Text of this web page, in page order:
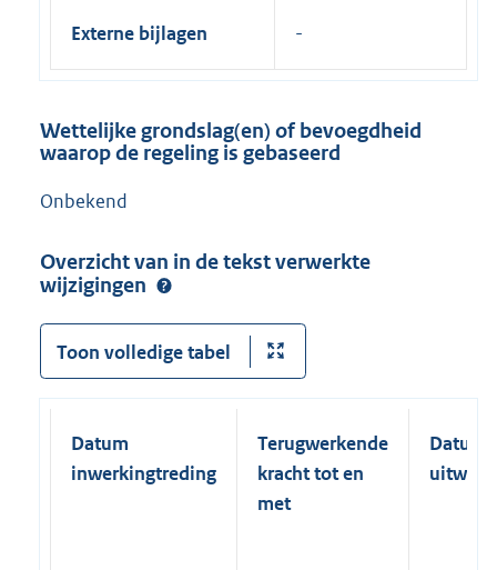
Externe bijlagen
Wettelijke grondslag(en) of bevoegdheid
waarop de regeling is gebaseerd
Onbekend
Overzicht van in de tekst verwerkte
wijzigingen
Toon volledige tabel
Datum
inwerkingtreding
Terugwerkende
kracht tot en
met
Datum